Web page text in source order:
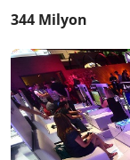
344 Milyon